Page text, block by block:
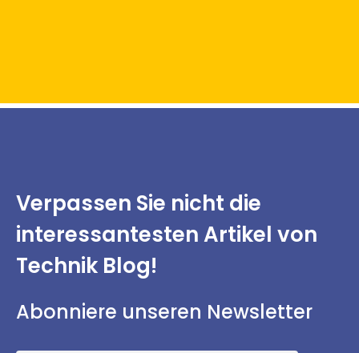
Verpassen Sie nicht die
interessantestenArtikel von
Technik Blog!
Abonniere unseren Newsletter